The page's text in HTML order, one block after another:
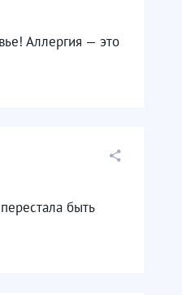
Аллергия — это
быть